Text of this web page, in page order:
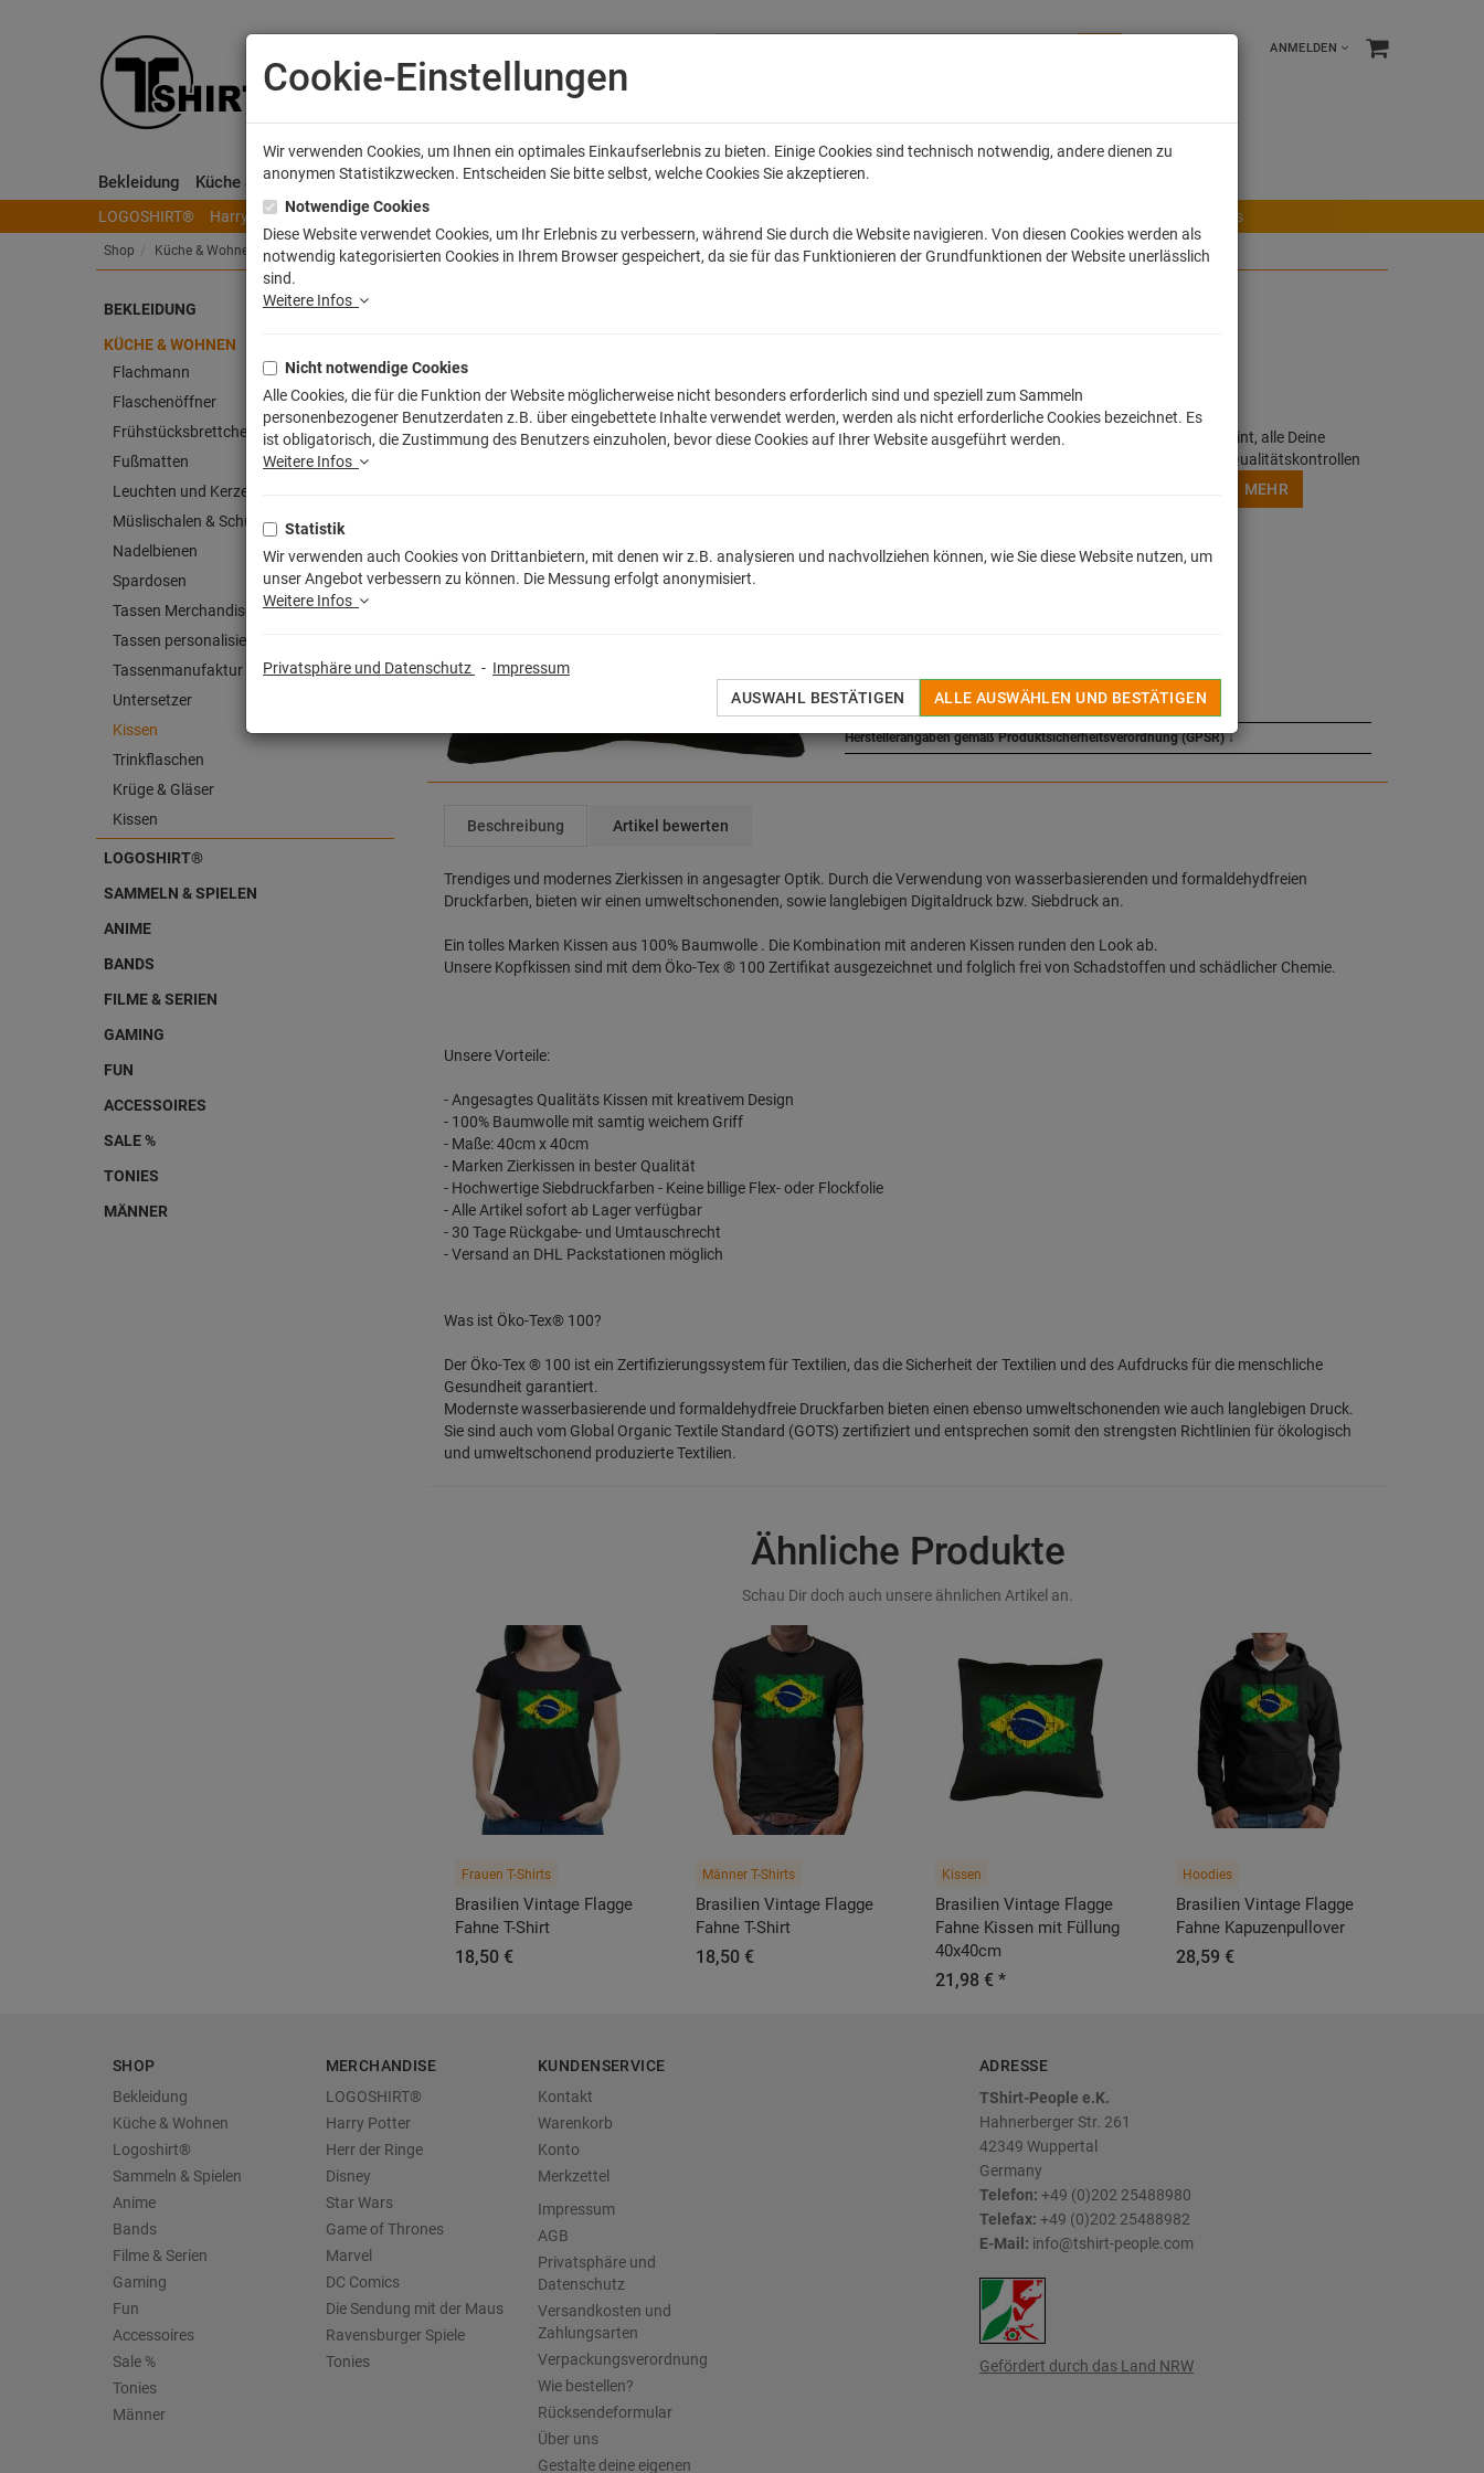
ANMELDEN
Bekleidung Küche & Wohnen Sammeln & Spielen Anime Bands Filme & Serien Gaming Fun Accessoires
LOGOSHIRT® Harry Potter Herr der Ringe Disney Tonies
Shop Küche & Wohnen Kissen
BEKLEIDUNG
KÜCHE & WOHNEN
Flachmann
Flaschenöffner
Frühstücksbrettchen
Fußmatten
Leuchten und Kerzen
Müslischalen & Schüsseln
Nadelbienen
Spardosen
Tassen Merchandise
Tassen personalisiert
Tassenmanufaktur
Untersetzer
Kissen
Trinkflaschen
Krüge & Gläser
Kissen
LOGOSHIRT®
SAMMELN & SPIELEN
ANIME
BANDS
FILME & SERIEN
GAMING
FUN
ACCESSOIRES
SALE %
TONIES
MÄNNER
Artikelnummer: TLM2201P
Egal ob witziger Spruch, buntes Motiv oder Lizensierter Print, alle Deine
originellen Kissen werden in Deutschland unter strengen Qualitätskontrollen
MEHR
21,98 €
AUF DEN MERKZETTEL
Herstellerangaben gemäß Produktsicherheitsverordnung (GPSR) ↓
Beschreibung Artikel bewerten
Trendiges und modernes Zierkissen in angesagter Optik. Durch die Verwendung von wasserbasierenden und formaldehydfreien
Druckfarben, bieten wir einen umweltschonenden, sowie langlebigen Digitaldruck bzw. Siebdruck an.
Ein tolles Marken Kissen aus 100% Baumwolle . Die Kombination mit anderen Kissen runden den Look ab.
Unsere Kopfkissen sind mit dem Öko-Tex ® 100 Zertifikat ausgezeichnet und folglich frei von Schadstoffen und schädlicher Chemie.
Unsere Vorteile:
- Angesagtes Qualitäts Kissen mit kreativem Design
- 100% Baumwolle mit samtig weichem Griff
- Maße: 40cm x 40cm
- Marken Zierkissen in bester Qualität
- Hochwertige Siebdruckfarben - Keine billige Flex- oder Flockfolie
- Alle Artikel sofort ab Lager verfügbar
- 30 Tage Rückgabe- und Umtauschrecht
- Versand an DHL Packstationen möglich
Was ist Öko-Tex® 100?
Der Öko-Tex ® 100 ist ein Zertifizierungssystem für Textilien, das die Sicherheit der Textilien und des Aufdrucks für die menschliche
Gesundheit garantiert.
Modernste wasserbasierende und formaldehydfreie Druckfarben bieten einen ebenso umweltschonenden wie auch langlebigen Druck.
Sie sind auch vom Global Organic Textile Standard (GOTS) zertifiziert und entsprechen somit den strengsten Richtlinien für ökologisch
und umweltschonend produzierte Textilien.
Ähnliche Produkte
Schau Dir doch auch unsere ähnlichen Artikel an.
Frauen T-Shirts
Brasilien Vintage Flagge
Fahne T-Shirt
18,50 €
Männer T-Shirts
Brasilien Vintage Flagge
Fahne T-Shirt
18,50 €
Kissen
Brasilien Vintage Flagge
Fahne Kissen mit Füllung
40x40cm
21,98 € *
Hoodies
Brasilien Vintage Flagge
Fahne Kapuzenpullover
28,59 €
SHOP
Bekleidung
Küche & Wohnen
Logoshirt®
Sammeln & Spielen
Anime
Bands
Filme & Serien
Gaming
Fun
Accessoires
Sale %
Tonies
Männer
MERCHANDISE
LOGOSHIRT®
Harry Potter
Herr der Ringe
Disney
Star Wars
Game of Thrones
Marvel
DC Comics
Die Sendung mit der Maus
Ravensburger Spiele
Tonies
KUNDENSERVICE
Kontakt
Warenkorb
Konto
Merkzettel
Impressum
AGB
Privatsphäre und
Datenschutz
Versandkosten und
Zahlungsarten
Verpackungsverordnung
Wie bestellen?
Rücksendeformular
Über uns
Gestalte deine eigenen
ADRESSE
TShirt-People e.K.
Hahnerberger Str. 261
42349 Wuppertal
Germany
Telefon: +49 (0)202 25488980
Telefax: +49 (0)202 25488982
E-Mail: info@tshirt-people.com
Gefördert durch das Land NRW
Cookie-Einstellungen
Wir verwenden Cookies, um Ihnen ein optimales Einkaufserlebnis zu bieten. Einige Cookies sind technisch notwendig, andere dienen zu
anonymen Statistikzwecken. Entscheiden Sie bitte selbst, welche Cookies Sie akzeptieren.
Notwendige Cookies
Diese Website verwendet Cookies, um Ihr Erlebnis zu verbessern, während Sie durch die Website navigieren. Von diesen Cookies werden als
notwendig kategorisierten Cookies in Ihrem Browser gespeichert, da sie für das Funktionieren der Grundfunktionen der Website unerlässlich
sind.
Weitere Infos
Nicht notwendige Cookies
Alle Cookies, die für die Funktion der Website möglicherweise nicht besonders erforderlich sind und speziell zum Sammeln
personenbezogener Benutzerdaten z.B. über eingebettete Inhalte verwendet werden, werden als nicht erforderliche Cookies bezeichnet. Es
ist obligatorisch, die Zustimmung des Benutzers einzuholen, bevor diese Cookies auf Ihrer Website ausgeführt werden.
Weitere Infos
Statistik
Wir verwenden auch Cookies von Drittanbietern, mit denen wir z.B. analysieren und nachvollziehen können, wie Sie diese Website nutzen, um
unser Angebot verbessern zu können. Die Messung erfolgt anonymisiert.
Weitere Infos
Privatsphäre und Datenschutz - Impressum
AUSWAHL BESTÄTIGEN
ALLE AUSWÄHLEN UND BESTÄTIGEN